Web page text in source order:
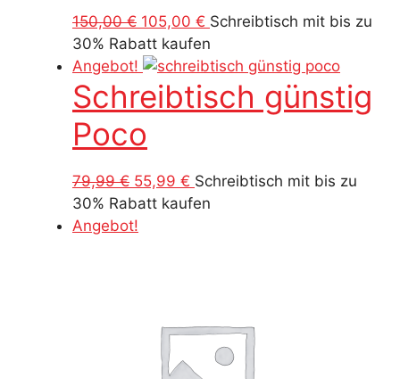
150,00€ Ursprünglicher
Preis
war:
150,00 €
105,00 € Aktueller
Preis
ist:
105,00 €.
Schreibtisch mit bis zu
30% Rabatt kaufen
Angebot!
Schreibtisch günstig
Poco
79,99€ Ursprünglicher
Preis
war:
55,99 € Aktueller
Preis
Schreibtisch mit bis zu
30% Rabatt kaufen
Angebot!